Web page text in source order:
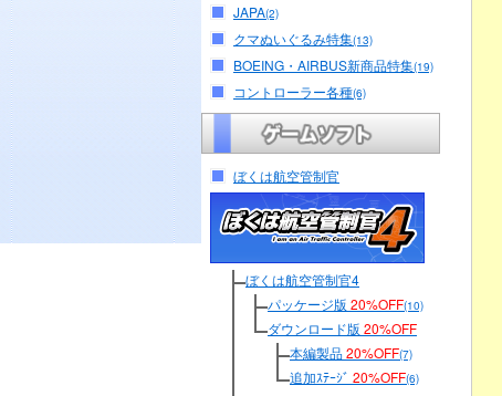
JAPA(2)
クマぬいぐるみ特集(13)
BOEING・AIRBUS新商品特集(19)
コントローラー各種(6)
ぼくは航空管制官
ぼくは航空管制官4
パッケージ版 20%OFF(10)
ダウンロード版 20%OFF
本編製品20%OFF(7)
追加ｽﾃｰｼﾞ 20%OFF(6)